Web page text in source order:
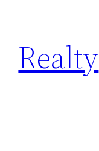
content
Realty